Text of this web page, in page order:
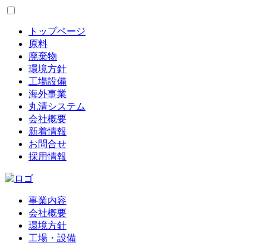
トップページ
原料
廃棄物
環境方針
工場設備
海外事業
丸清システム
会社概要
新着情報
お問合せ
採用情報
事業内容
会社概要
環境方針
工場・設備